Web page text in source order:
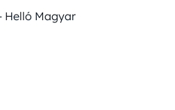
Helló Magyar